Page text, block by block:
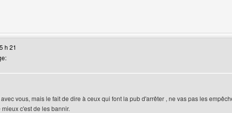
web de l'utilisateur: aksel1
h 21
vous, mais le fait de dire à ceux qui font la pub d'arrêter , ne vas pas les
c'est de les bannir.